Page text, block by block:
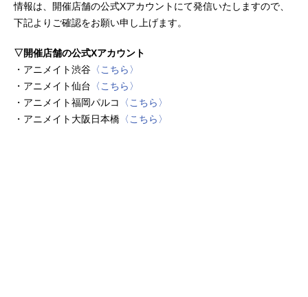
情報は、開催店舗の公式Xアカウントにて発信いたしますので、
下記よりご確認をお願い申し上げます。
▽開催店舗の公式Xアカウント
・アニメイト渋谷 〈こちら〉
・アニメイト仙台 〈こちら〉
・アニメイト福岡パルコ
〈こちら〉
・アニメイト大阪日本橋 〈こちら〉